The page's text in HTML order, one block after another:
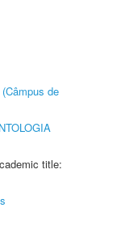
de
title: